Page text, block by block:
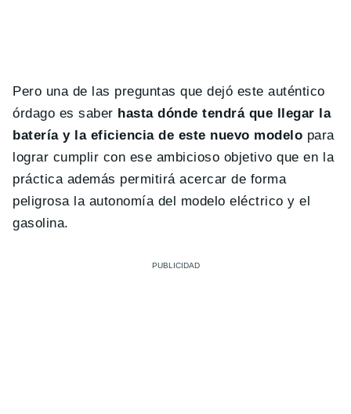
Pero una de las preguntas que dejó este auténtico
órdago es saber hasta dónde tendrá que llegar la
batería y la eficiencia de este nuevo modelo para
lograr cumplir con ese ambicioso objetivo que en la
práctica además permitirá acercar de forma
peligrosa la autonomía del modelo eléctrico y el
gasolina.